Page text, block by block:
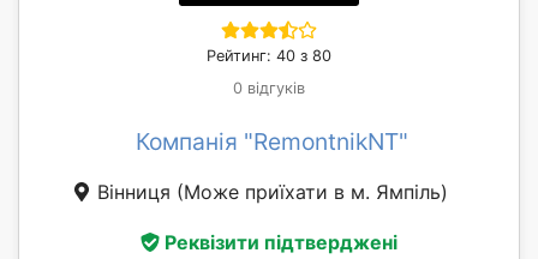
Рейтинг: 40 з 80
0 відгуків
Компанія "RemontnikNT"
Вінниця (Може приїхати в м. Ямпіль)
Реквізити підтверджені